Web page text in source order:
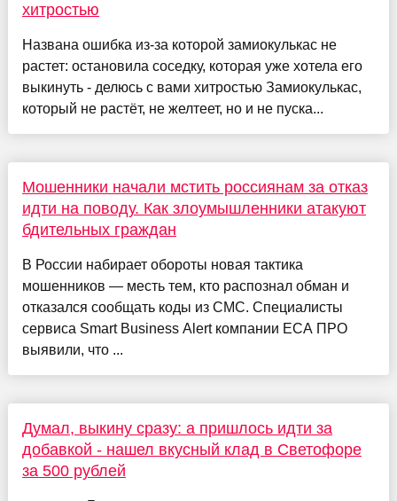
хитростью
Названа ошибка из-за которой замиокулькас не
растет: остановила соседку, которая уже хотела его
выкинуть - делюсь с вами хитростью Замиокулькас,
который не растёт, не желтеет, но и не пуска...
Мошенники начали мстить россиянам за отказ
идти на поводу. Как злоумышленники атакуют
бдительных граждан
В России набирает обороты новая тактика
мошенников — месть тем, кто распознал обман и
отказался сообщать коды из СМС. Специалисты
сервиса Smart Business Alert компании ЕСА ПРО
выявили, что ...
Думал, выкину сразу: а пришлось идти за
добавкой - нашел вкусный клад в Светофоре
за 500 рублей